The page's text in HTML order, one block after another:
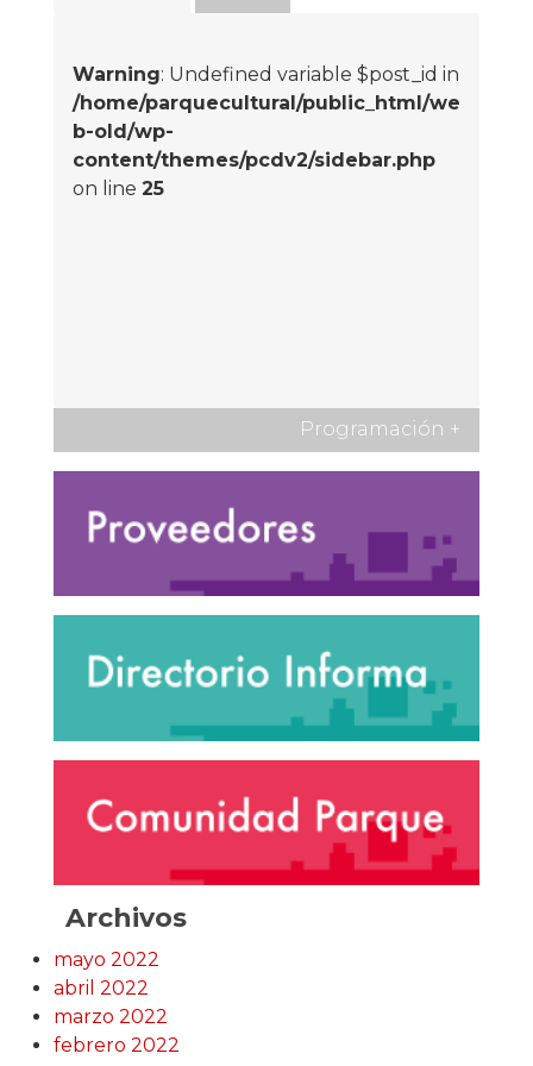
Warning: Undefined variable $post_id in
/home/parquecultural/public_html/we
b-old/wp-
content/themes/pcdv2/sidebar.php
on line 25
Programación +
Archivos
mayo 2022
abril 2022
marzo 2022
febrero 2022